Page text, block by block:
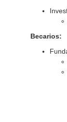
Becarios: